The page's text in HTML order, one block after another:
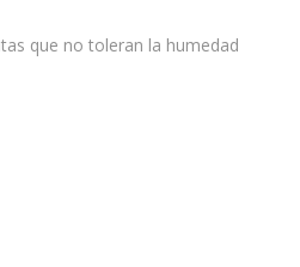
que no toleran la humedad